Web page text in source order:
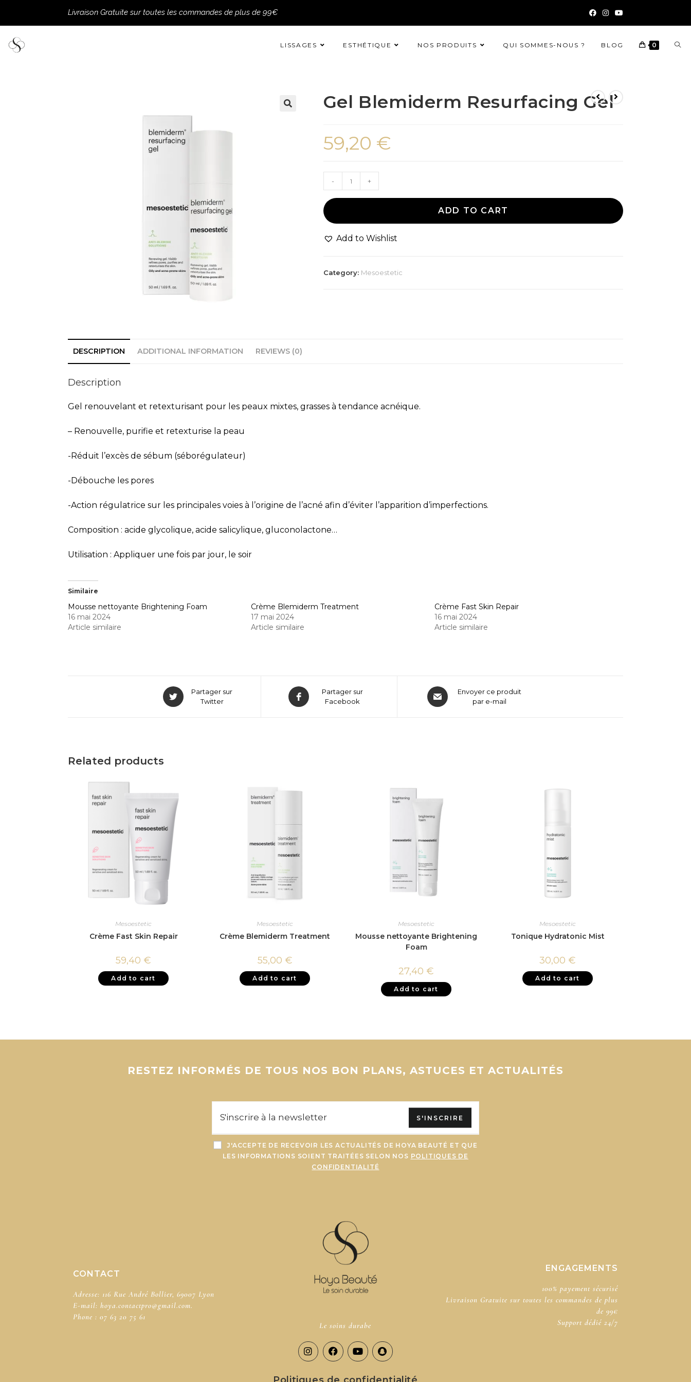
Livraison Gratuite sur toutes les commandes de plus de 99€
LISSAGES ESTHÉTIQUE NOS PRODUITS QUI SOMMES-NOUS ? BLOG 0
Gel Blemiderm Resurfacing Gel
59,20 €
- +
ADD TO CART
Add to Wishlist
Category: Mesoestetic
DESCRIPTION ADDITIONAL INFORMATION REVIEWS (0)
Description
Gel renouvelant et retexturisant pour les peaux mixtes, grasses à tendance acnéique.
– Renouvelle, purifie et retexturise la peau
-Réduit l’excès de sébum (séborégulateur)
-Débouche les pores
-Action régulatrice sur les principales voies à l’origine de l’acné afin d’éviter l’apparition d’imperfections.
Composition : acide glycolique, acide salicylique, gluconolactone…
Utilisation : Appliquer une fois par jour, le soir
Similaire
Mousse nettoyante Brightening Foam
16 mai 2024
Article similaire
Crème Blemiderm Treatment
17 mai 2024
Article similaire
Crème Fast Skin Repair
16 mai 2024
Article similaire
Partager sur
Twitter
Partager sur
Facebook
Envoyer ce produit
par e-mail
Related products
Mesoestetic
Crème Fast Skin Repair
59,40 €
Add to cart
Mesoestetic
Crème Blemiderm Treatment
55,00 €
Add to cart
Mesoestetic
Mousse nettoyante Brightening
Foam
27,40 €
Add to cart
Mesoestetic
Tonique Hydratonic Mist
30,00 €
Add to cart
RESTEZ INFORMÉS DE TOUS NOS BON PLANS, ASTUCES ET ACTUALITÉS
S'INSCRIRE
J'ACCEPTE DE RECEVOIR LES ACTUALITÉS DE HOYA BEAUTÉ ET QUE
LES INFORMATIONS SOIENT TRAITÉES SELON NOS POLITIQUES DE
CONFIDENTIALITÉ
CONTACT
Adresse: 116 Rue André Bollier, 69007 Lyon
E-mail: hoya.contactpro@gmail.com.
Phone : 07 63 20 75 61
Le soins durabe
ENGAGEMENTS
100% payement sécurisé​
Livraison Gratuite sur toutes les commandes de plus
de 99€
Support dédié​ 24/7